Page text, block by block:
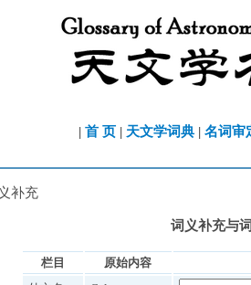
| 首 页 | 天文学词典 | 名词审
补充
词义补充与
栏目 原始内容